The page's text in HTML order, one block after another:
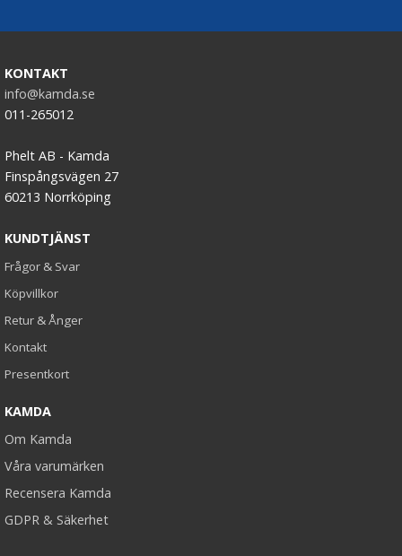
KONTAKT
info@kamda.se
011-265012
Phelt AB - Kamda
Finspångsvägen 27
60213 Norrköping
KUNDTJÄNST
Frågor & Svar
Köpvillkor
Retur & Ånger
Kontakt
Presentkort
KAMDA
Om Kamda
Våra varumärken
Recensera Kamda
GDPR & Säkerhet